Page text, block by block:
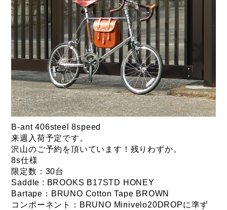
B-ant 406steel 8speed
来週入荷予定です。
沢山のご予約を頂いています！残りわずか。
8s仕様
限定数：30台
Saddle : BROOKS B17STD HONEY
Bartape：BRUNO Cotton Tape BROWN
コンポーネント：BRUNO Minivelo20DROPに準ず